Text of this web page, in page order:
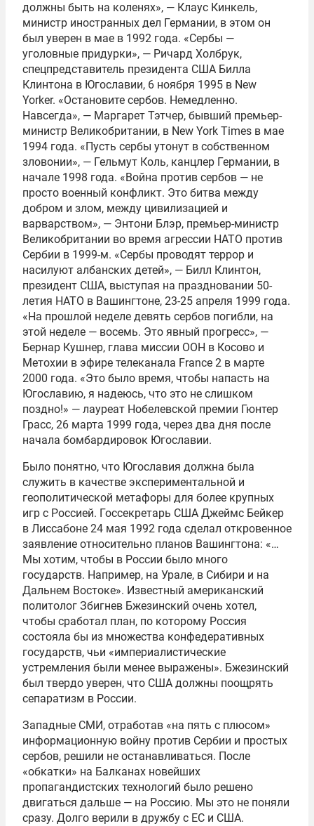
должны быть на коленях», — Клаус Кинкель,
министр иностранных дел Германии, в этом он
был уверен в мае в 1992 года. «Сербы —
уголовные придурки», — Ричард Холбрук,
спецпредставитель президента США Билла
Клинтона в Югославии, 6 ноября 1995 в New
Yorker. «Остановите сербов. Немедленно.
Навсегда», — Маргарет Тэтчер, бывший премьер-
министр Великобритании, в New York Times в мае
1994 года. «Пусть сербы утонут в собственном
зловонии», — Гельмут Коль, канцлер Германии, в
начале 1998 года. «Война против сербов — не
просто военный конфликт. Это битва между
добром и злом, между цивилизацией и
варварством», — Энтони Блэр, премьер-министр
Великобритании во время агрессии НАТО против
Сербии в 1999-м. «Сербы проводят террор и
насилуют албанских детей», — Билл Клинтон,
президент США, выступая на праздновании 50-
летия НАТО в Вашингтоне, 23-25 апреля 1999 года.
«На прошлой неделе девять сербов погибли, на
этой неделе — восемь. Это явный прогресс», —
Бернар Кушнер, глава миссии ООН в Косово и
Метохии в эфире телеканала France 2 в марте
2000 года. «Это было время, чтобы напасть на
Югославию, я надеюсь, что это не слишком
поздно!» — лауреат Нобелевской премии Гюнтер
Грасс, 26 марта 1999 года, через два дня после
начала бомбардировок Югославии.
Было понятно, что Югославия должна была
служить в качестве экспериментальной и
геополитической метафоры для более крупных
игр с Россией. Госсекретарь США Джеймс Бейкер
в Лиссабоне 24 мая 1992 года сделал откровенное
заявление относительно планов Вашингтона: «…
Мы хотим, чтобы в России было много
государств. Например, на Урале, в Сибири и на
Дальнем Востоке». Известный американский
политолог Збигнев Бжезинский очень хотел,
чтобы сработал план, по которому Россия
состояла бы из множества конфедеративных
государств, чьи «империалистические
устремления были менее выражены». Бжезинский
был твердо уверен, что США должны поощрять
сепаратизм в России.
Западные СМИ, отработав «на пять с плюсом»
информационную войну против Сербии и простых
сербов, решили не останавливаться. После
«обкатки» на Балканах новейших
пропагандистских технологий было решено
двигаться дальше — на Россию. Мы это не поняли
сразу. Долго верили в дружбу с ЕС и США.